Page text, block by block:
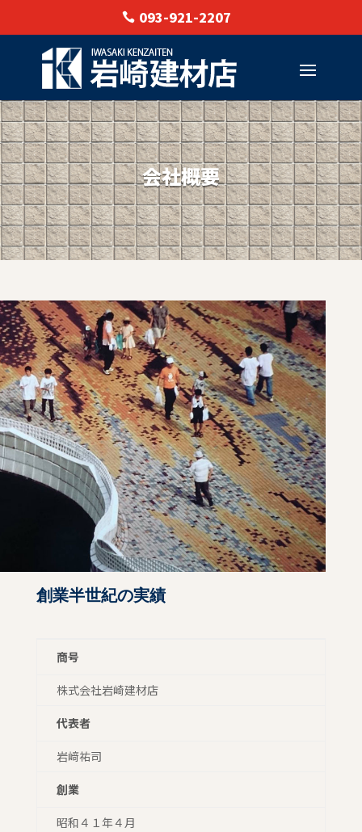
093-921-2207
会社概要
創業半世紀の実績
商号
株式会社岩崎建材店
代表者
岩﨑祐司
創業
昭和４１年４月